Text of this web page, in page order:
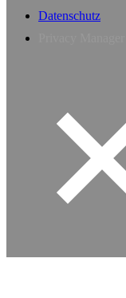
Datenschutz